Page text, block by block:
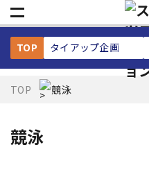
TOP タイアップ企画
TOP 競泳
競泳